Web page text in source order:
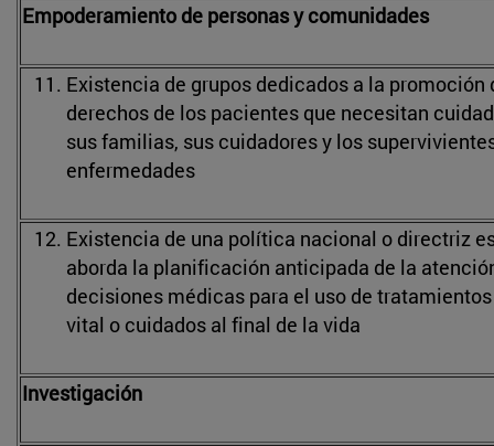
Empoderamiento de personas y comunidades
Existencia de grupos dedicados a la promoción
derechos de los pacientes que necesitan
sus familias, sus cuidadores y los
enfermedades
Existencia de una política nacional o directriz
aborda la planificación anticipada de la
decisiones médicas para el uso de
vital o cuidados al final de la vida
Investigación